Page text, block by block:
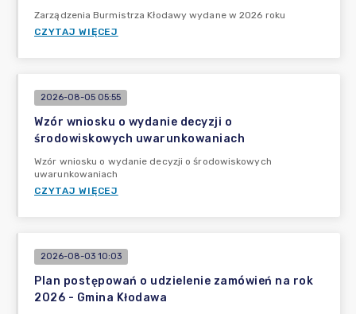
Zarządzenia Burmistrza Kłodawy wydane w 2026 roku
CZYTAJ WIĘCEJ
2026-08-05 05:55
Wzór wniosku o wydanie decyzji o
środowiskowych uwarunkowaniach
Wzór wniosku o wydanie decyzji o środowiskowych
uwarunkowaniach
CZYTAJ WIĘCEJ
2026-08-03 10:03
Plan postępowań o udzielenie zamówień na rok
2026 - Gmina Kłodawa